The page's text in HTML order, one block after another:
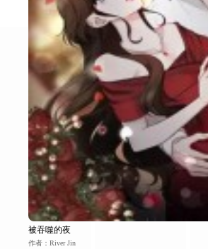
被吞噬的夜
作者：River Jin